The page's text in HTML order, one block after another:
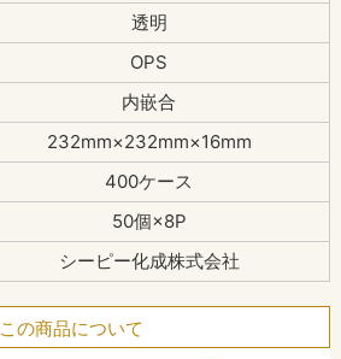
透明
OPS
内嵌合
232mm×232mm×16mm
400ケース
50個×8P
シーピー化成株式会社
この商品について